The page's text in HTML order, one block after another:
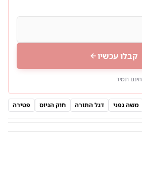
קבלו עכשיו
חינם תמיד
משה גפני דגל התורה חוק הגיוס פטירה